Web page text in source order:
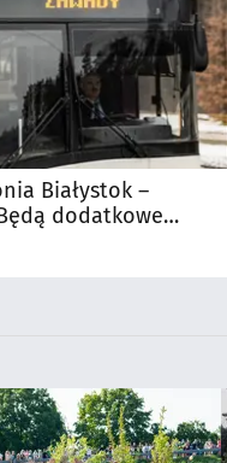
Białystok –
dodatkowe